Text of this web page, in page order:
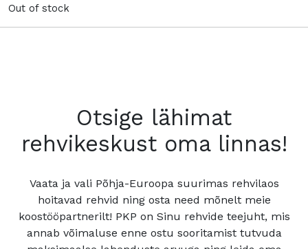
Out of stock
Otsige lähimat
rehvikeskust oma linnas!
Vaata ja vali Põhja-Euroopa suurimas rehvilaos
hoitavad rehvid ning osta need mõnelt meie
koostööpartnerilt! PKP on Sinu rehvide teejuht, mis
annab võimaluse enne ostu sooritamist tutvuda